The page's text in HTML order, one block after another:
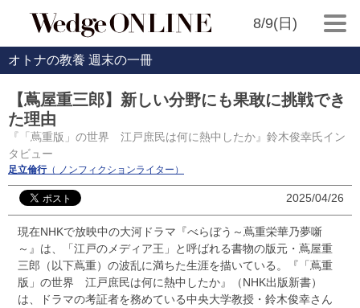
8/9(日)
オトナの教養 週末の一冊
【蔦屋重三郎】新しい分野にも果敢に挑戦でき
た理由
『「蔦重版」の世界 江戸庶民は何に熱中したか』鈴木俊幸氏イン
タビュー
足立倫行（ ノンフィクションライター）
2025/04/26
現在NHKで放映中の大河ドラマ『べらぼう～蔦重栄華乃夢噺
～』は、「江戸のメディア王」と呼ばれる書物の版元・蔦屋重
三郎（以下蔦重）の波乱に満ちた生涯を描いている。『「蔦重
版」の世界 江戸庶民は何に熱中したか』（NHK出版新書）
は、ドラマの考証者を務めている中央大学教授・鈴木俊幸さん